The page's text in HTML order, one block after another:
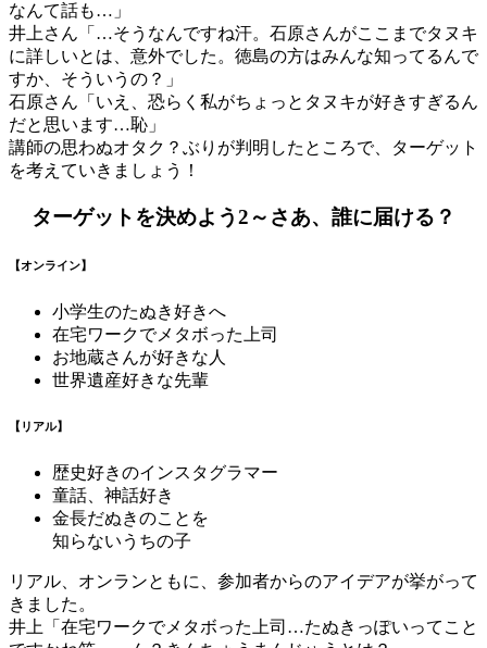
なんて話も…」
井上さん「…そうなんですね汗。石原さんがここまでタヌキ
に詳しいとは、意外でした。徳島の方はみんな知ってるんで
すか、そういうの？」
石原さん「いえ、恐らく私がちょっとタヌキが好きすぎるん
だと思います…恥」
講師の思わぬオタク？ぶりが判明したところで、ターゲット
を考えていきましょう！
ターゲットを決めよう2～さあ、誰に届ける？
【オンライン】
小学生のたぬき好きへ
在宅ワークでメタボった上司
お地蔵さんが好きな人
世界遺産好きな先輩
【リアル】
歴史好きのインスタグラマー
童話、神話好き
金長だぬきのことを
知らないうちの子
リアル、オンランともに、参加者からのアイデアが挙がって
きました。
井上「在宅ワークでメタボった上司…たぬきっぽいってこと